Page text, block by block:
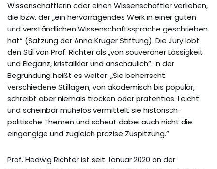
Wissenschaftlerin oder einen Wissenschaftler verliehen,
die bzw. der „ein hervorragendes Werk in einer guten
und verständlichen Wissenschaftssprache geschrieben
hat“ (Satzung der Anna Krüger Stiftung). Die Jury lobt
den Stil von Prof. Richter als „von souveräner Lässigkeit
und Eleganz, kristallklar und anschaulich“. In der
Begründung heißt es weiter: „Sie beherrscht
verschiedene Stillagen, von akademisch bis populär,
schreibt aber niemals trocken oder prätentiös. Leicht
und scheinbar mühelos vermittelt sie historisch-
politische Themen und scheut dabei auch nicht die
eingängige und zugleich präzise Zuspitzung.“
Prof. Hedwig Richter ist seit Januar 2020 an der